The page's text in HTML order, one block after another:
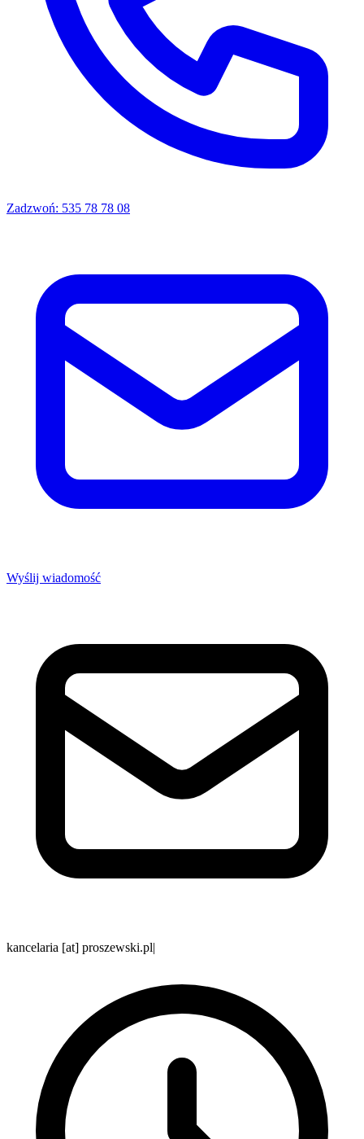
Zadzwoń: 535 78 78 08
Wyślij wiadomość
kancelaria [at] proszewski.pl|